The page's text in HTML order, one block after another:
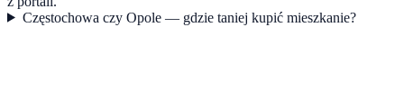
Częstochowa czy Opole — gdzie taniej kupić mieszkanie?